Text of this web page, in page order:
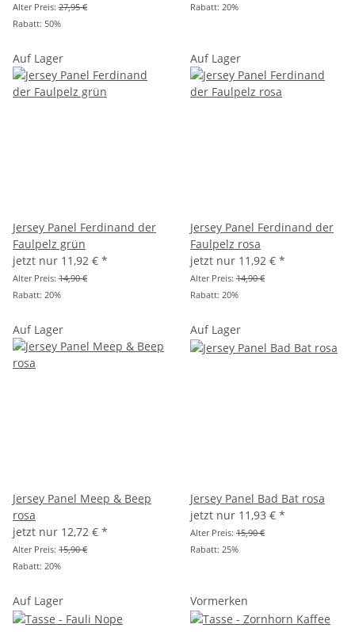
Alter Preis: 27,95 €
Rabatt: 50%
Rabatt: 20%
Auf Lager
Jersey Panel Ferdinand der
Faulpelz grün
jetzt nur 11,92 € *
Alter Preis: 14,90 €
Rabatt: 20%
Auf Lager
Jersey Panel Ferdinand der
Faulpelz rosa
jetzt nur 11,92 € *
Alter Preis: 14,90 €
Rabatt: 20%
Auf Lager
Jersey Panel Meep & Beep
rosa
jetzt nur 12,72 € *
Alter Preis: 15,90 €
Rabatt: 20%
Auf Lager
Jersey Panel Bad Bat rosa
jetzt nur 11,93 € *
Alter Preis: 15,90 €
Rabatt: 25%
Auf Lager Vormerken